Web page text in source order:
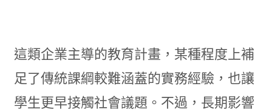
這類企業主導的教育計畫，某種程度上補
足了傳統課綱較難涵蓋的實務經驗，也讓
學生更早接觸社會議題。不過，長期影響